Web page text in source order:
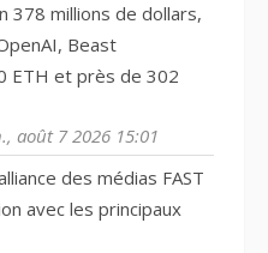
378 millions de dollars,
Beast
ETH et près de 302
août 7 2026 15:01
des médias FAST
avec les principaux